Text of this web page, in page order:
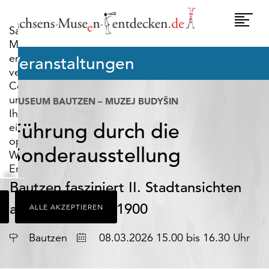
Sachsens-
Museen-
entdecken.de
verwendet
Cookies,
um
Ihnen
ein
optimales
Webseiten-
Erlebnis
zu
bieten.
Dazu
zählen
Cookies,
für
ALLE AKZEPTIEREN
Veranstaltungen
MUSEUM BAUTZEN – MUZEJ BUDYŠIN
Führung durch die
Sonderausstellung
Bautzen fasziniert II. Stadtansichten
aus der Zeit vor 1900
Bautzen Datum08.03.2026 15.00 bis 16.30 Uhr